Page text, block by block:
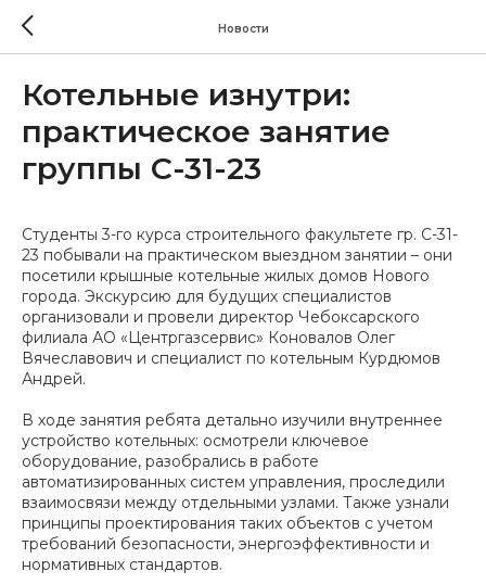
Новости
Котельные изнутри:
практическое занятие
группы С-31-23
Студенты 3-го курса строительного факультете гр. С-31-
23 побывали на практическом выездном занятии – они
посетили крышные котельные жилых домов Нового
города. Экскурсию для будущих специалистов
организовали и провели директор Чебоксарского
филиала АО «Центргазсервис» Коновалов Олег
Вячеславович и специалист по котельным Курдюмов
Андрей.
В ходе занятия ребята детально изучили внутреннее
устройство котельных: осмотрели ключевое
оборудование, разобрались в работе
автоматизированных систем управления, проследили
взаимосвязи между отдельными узлами. Также узнали
принципы проектирования таких объектов с учетом
требований безопасности, энергоэффективности и
нормативных стандартов.